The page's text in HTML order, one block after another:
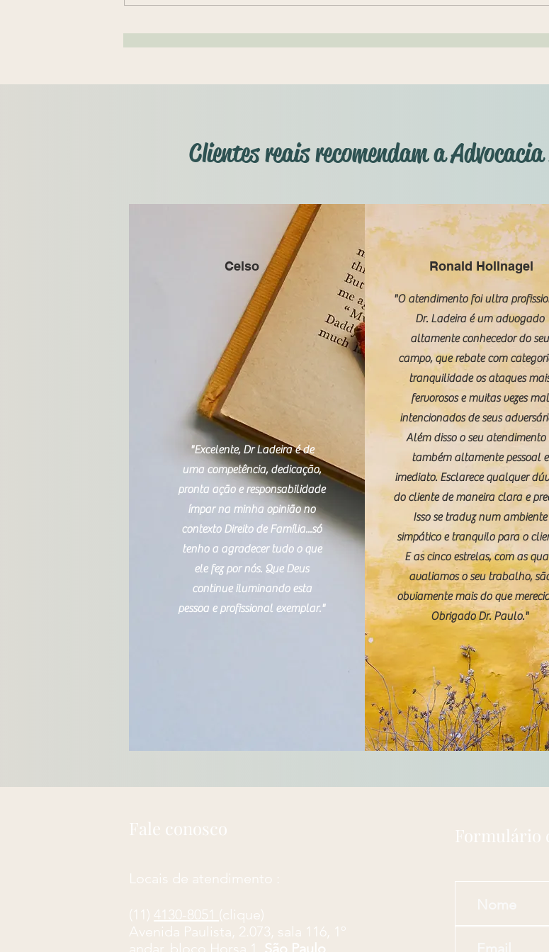
prescreve?
sobre aposentadoria? E sobre
Clientes reais recomendam a
Celso
"Excelente, Dr Ladeira é de
uma competência, dedicação,
pronta ação e responsabilidade
ímpar na minha opinião no
contexto Direito de Família...só
tenho a agradecer tudo o que
ele fez por nós. Que Deus
continue iluminando esta
pessoa e profissional exemplar."
Ronald Hollnagel
"O atendimento foi ultra
Dr. Ladeira é um advogado
altamente conhecedor do seu
campo, que rebate com
tranquilidade os ataques
fervorosos e muitas vezes mal
intencionados de seus
Além disso o seu atendimento
também altamente pessoal e
imediato. Esclarece qualquer
do cliente de maneira clara e
Isso se traduz num ambiente
simpático e tranquilo para o
E as cinco estrelas, com as
avaliamos o seu trabalho,
obviamente mais do que
Obrigado Dr. Paulo."
Fale conosco
Locais de atendimento :
(11) 4130-8051 (clique)
​Avenida Paulista, 2.073, sala 116, 1º
Formulário